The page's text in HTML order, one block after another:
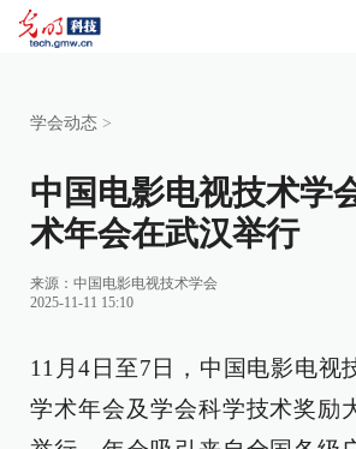
学会动态 >
中国电影电视技术学
术年会在武汉举行
来源： 中国电影电视技术学会
2025-11-11 15:10
11月4日至7日，中国电影电视
学术年会及学会科学技术奖励